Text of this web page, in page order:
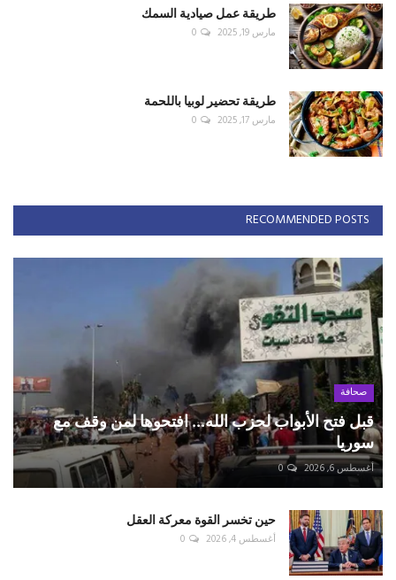
طريقة عمل صيادية السمك
مارس 19, 2025 0
طريقة تحضير لوبيا باللحمة
مارس 17, 2025 0
RECOMMENDED POSTS
صحافة
قبل فتح الأبواب لحزب الله... افتحوها لمن وقف مع
سوريا
أغسطس 6, 2026 0
حين تخسر القوة معركة العقل
أغسطس 4, 2026 0